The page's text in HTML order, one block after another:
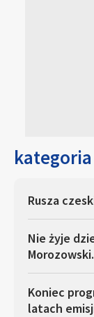
kategoria
Rusza
Nie żyje
Koniec
latach